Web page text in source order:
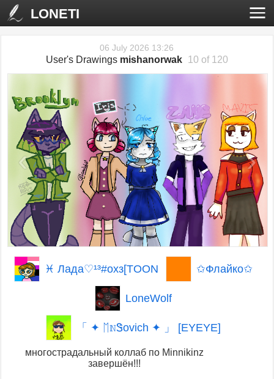
LONETI
06 July 2026 13:26
User's Drawings mishanorwak 10 of 120
‹ ›
♓ Лада♡¹³#охз[TOON ✩Флайко✩
LoneWolf
「 ✦ ᛖℕᏕovich ✦ 」 [EYEYE]
многострадальный коллаб по Minnikinz
завершён!!!